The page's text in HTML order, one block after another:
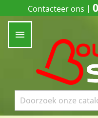
Contacteer ons |
